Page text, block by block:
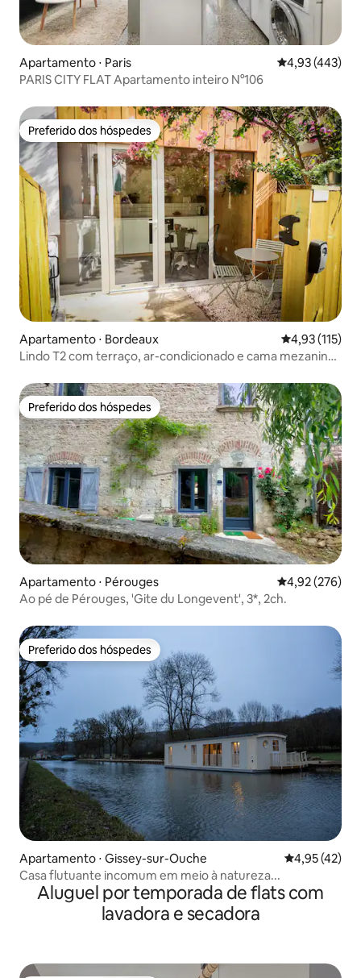
Apartamento ⋅ Paris 4,93 de uma
4,93 (443)
PARIS CITY FLAT Apartamento inteiro N°106
Preferido dos hóspedes
Preferido dos hóspedes
Apartamento ⋅ Bordeaux 4,93 de uma
4,93 (115)
Lindo T2 com terraço, ar-condicionado e cama mezanino
Preferido dos hóspedes
Preferido dos hóspedes
Apartamento ⋅ Pérouges 4,92 de uma
4,92 (276)
Ao pé de Pérouges, 'Gite du Longevent', 3*, 2ch.
Preferido dos hóspedes
Preferido dos hóspedes
Apartamento ⋅ Gissey-sur-Ouche 4,95 de uma
4,95 (42)
Casa flutuante incomum em meio à natureza...
Aluguel por temporada de flats com
lavadora e secadora